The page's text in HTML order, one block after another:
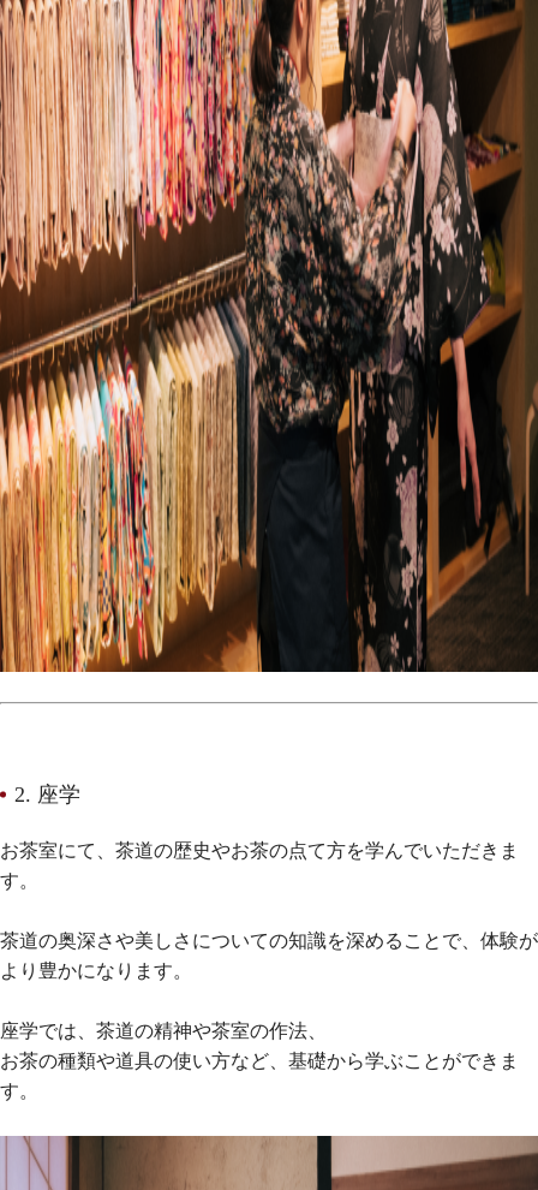
2. 座学
お茶室にて、茶道の歴史やお茶の点て方を学んでいただきま
す。
茶道の奥深さや美しさについての知識を深めることで、体験が
より豊かになります。
座学では、茶道の精神や茶室の作法、
お茶の種類や道具の使い方など、基礎から学ぶことができま
す。